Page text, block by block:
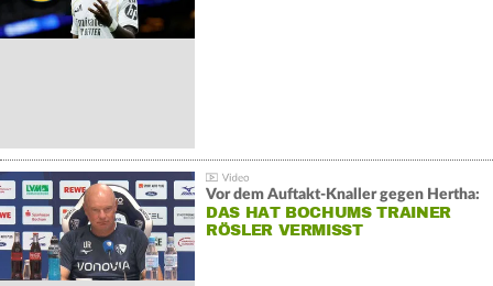
Vor dem Auftakt-Knaller gegen Hertha:
DAS HAT BOCHUMS TRAINER
RÖSLER VERMISST